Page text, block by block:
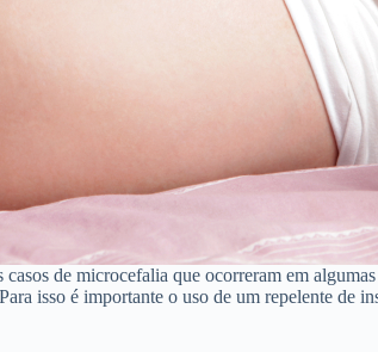
de microcefalia que ocorreram em
isso é importante o uso de um repelente de